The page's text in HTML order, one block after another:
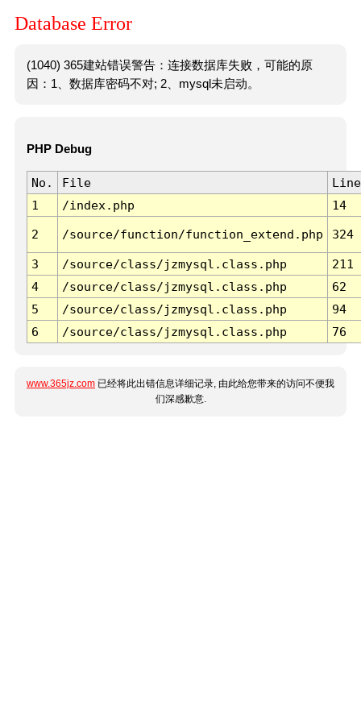
Database Error
(1040) 365建站错误警告：连接数据库失败，可能的原
因：1、数据库密码不对; 2、mysql未启动。
PHP Debug
No. File
Line
1
/index.php 14
2 /source/function/function_extend.php 324
3 /source/class/jzmysql.class.php
211
4
/source/class/jzmysql.class.php
62
5
/source/class/jzmysql.class.php
94
6
/source/class/jzmysql.class.php 76
www.365jz.com 已经将此出错信息详细记录, 由此给您带来的访问不便我
们深感歉意.